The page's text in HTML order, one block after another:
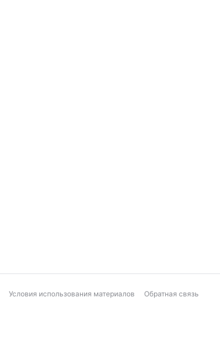
Условия использования материалов Обратная связь